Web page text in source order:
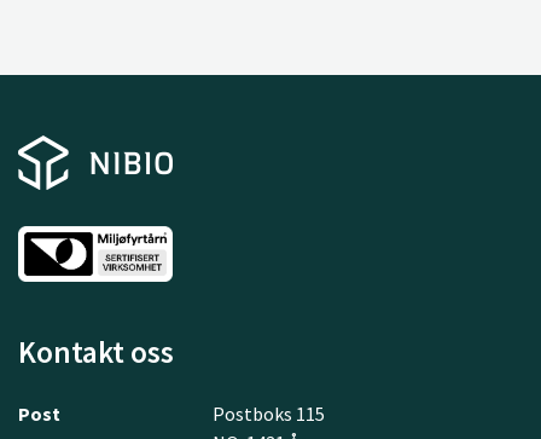
Kontakt oss
Post
Postboks 115